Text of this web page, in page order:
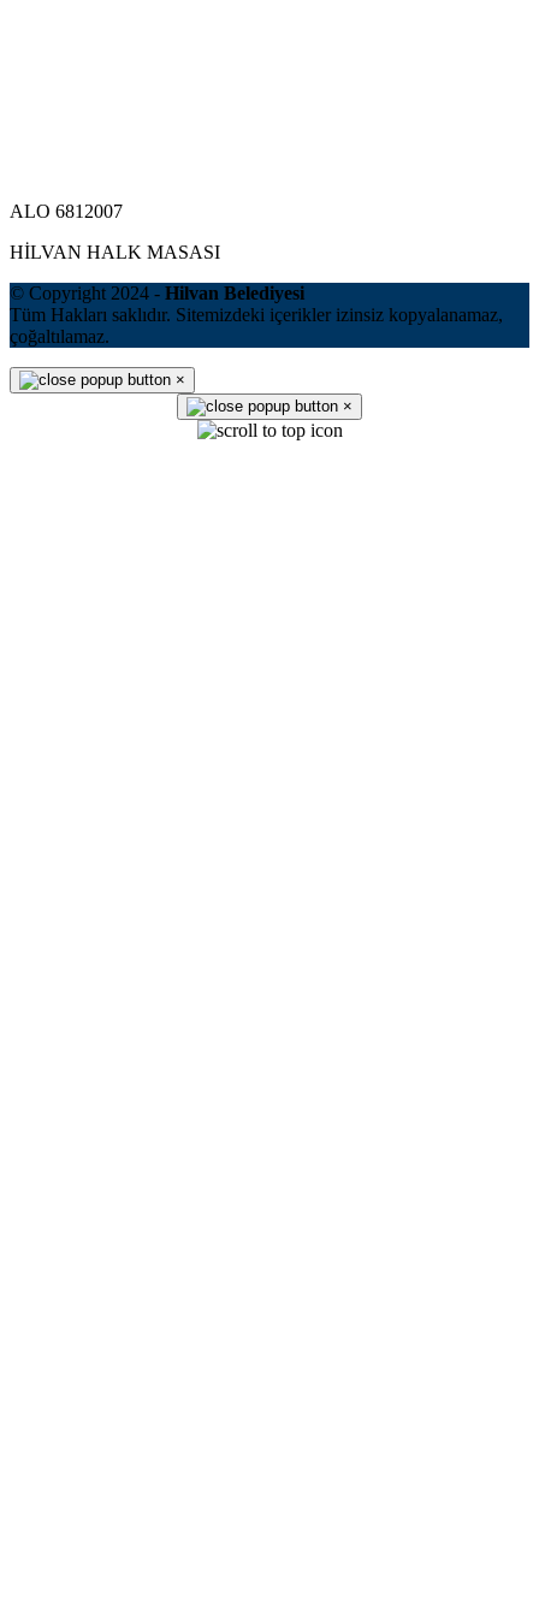
ALO 6812007
HİLVAN HALK MASASI
© Copyright 2024 - Hilvan Belediyesi
Tüm Hakları saklıdır. Sitemizdeki içerikler izinsiz kopyalanamaz,
çoğaltılamaz.
×
×